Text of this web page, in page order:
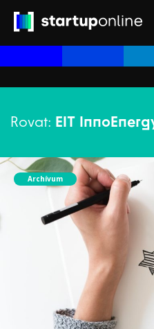
Rovat: EIT
Archívum